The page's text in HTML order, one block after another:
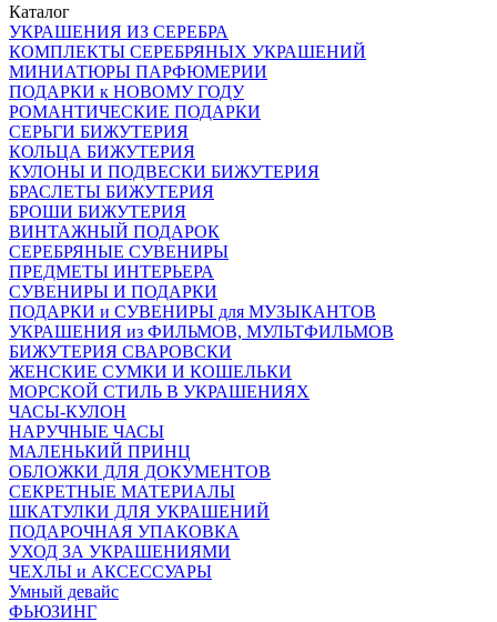
Каталог
УКРАШЕНИЯ ИЗ СЕРЕБРА
КОМПЛЕКТЫ СЕРЕБРЯНЫХ УКРАШЕНИЙ
МИНИАТЮРЫ ПАРФЮМЕРИИ
ПОДАРКИ к НОВОМУ ГОДУ
РОМАНТИЧЕСКИЕ ПОДАРКИ
СЕРЬГИ БИЖУТЕРИЯ
КОЛЬЦА БИЖУТЕРИЯ
КУЛОНЫ И ПОДВЕСКИ БИЖУТЕРИЯ
БРАСЛЕТЫ БИЖУТЕРИЯ
БРОШИ БИЖУТЕРИЯ
ВИНТАЖНЫЙ ПОДАРОК
СЕРЕБРЯНЫЕ СУВЕНИРЫ
ПРЕДМЕТЫ ИНТЕРЬЕРА
СУВЕНИРЫ И ПОДАРКИ
ПОДАРКИ и СУВЕНИРЫ для МУЗЫКАНТОВ
УКРАШЕНИЯ из ФИЛЬМОВ, МУЛЬТФИЛЬМОВ
БИЖУТЕРИЯ СВАРОВСКИ
ЖЕНСКИЕ СУМКИ И КОШЕЛЬКИ
МОРСКОЙ СТИЛЬ В УКРАШЕНИЯХ
ЧАСЫ-КУЛОН
НАРУЧНЫЕ ЧАСЫ
МАЛЕНЬКИЙ ПРИНЦ
ОБЛОЖКИ ДЛЯ ДОКУМЕНТОВ
СЕКРЕТНЫЕ МАТЕРИАЛЫ
ШКАТУЛКИ ДЛЯ УКРАШЕНИЙ
ПОДАРОЧНАЯ УПАКОВКА
УХОД ЗА УКРАШЕНИЯМИ
ЧEХЛЫ и АКСЕССУАРЫ
Умный девайс
ФЬЮЗИНГ